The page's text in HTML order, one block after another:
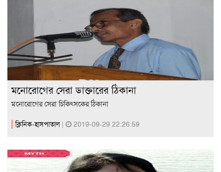
মনোরোগের সেরা ডাক্তারের ঠিকানা
মনোরোগের সেরা চিকিৎসকের ঠিকানা
ক্লিনিক-হাসপাতাল | 2019-09-29 22:26:59